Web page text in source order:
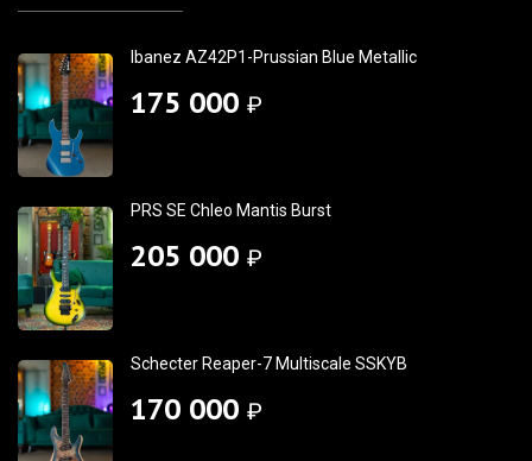
Ibanez AZ42P1-Prussian Blue Metallic
175 000 ₽
PRS SE Chleo Mantis Burst
205 000 ₽
Schecter Reaper-7 Multiscale SSKYB
170 000 ₽